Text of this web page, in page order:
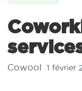
Cowool 1 février